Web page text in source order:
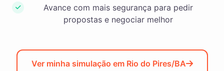
Avance com mais segurança para pedir
propostas e negociar melhor
Ver minha simulação em Rio do Pires/BA